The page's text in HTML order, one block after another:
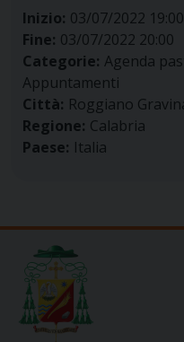
Inizio: 03/07/2022 19:00
Fine: 03/07/2022 20:00
Categorie: Agenda
Appuntamenti
Città: Roggiano
Regione: Calabria
Paese: Italia